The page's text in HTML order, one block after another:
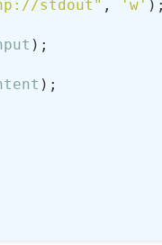
stdout" , 'w'